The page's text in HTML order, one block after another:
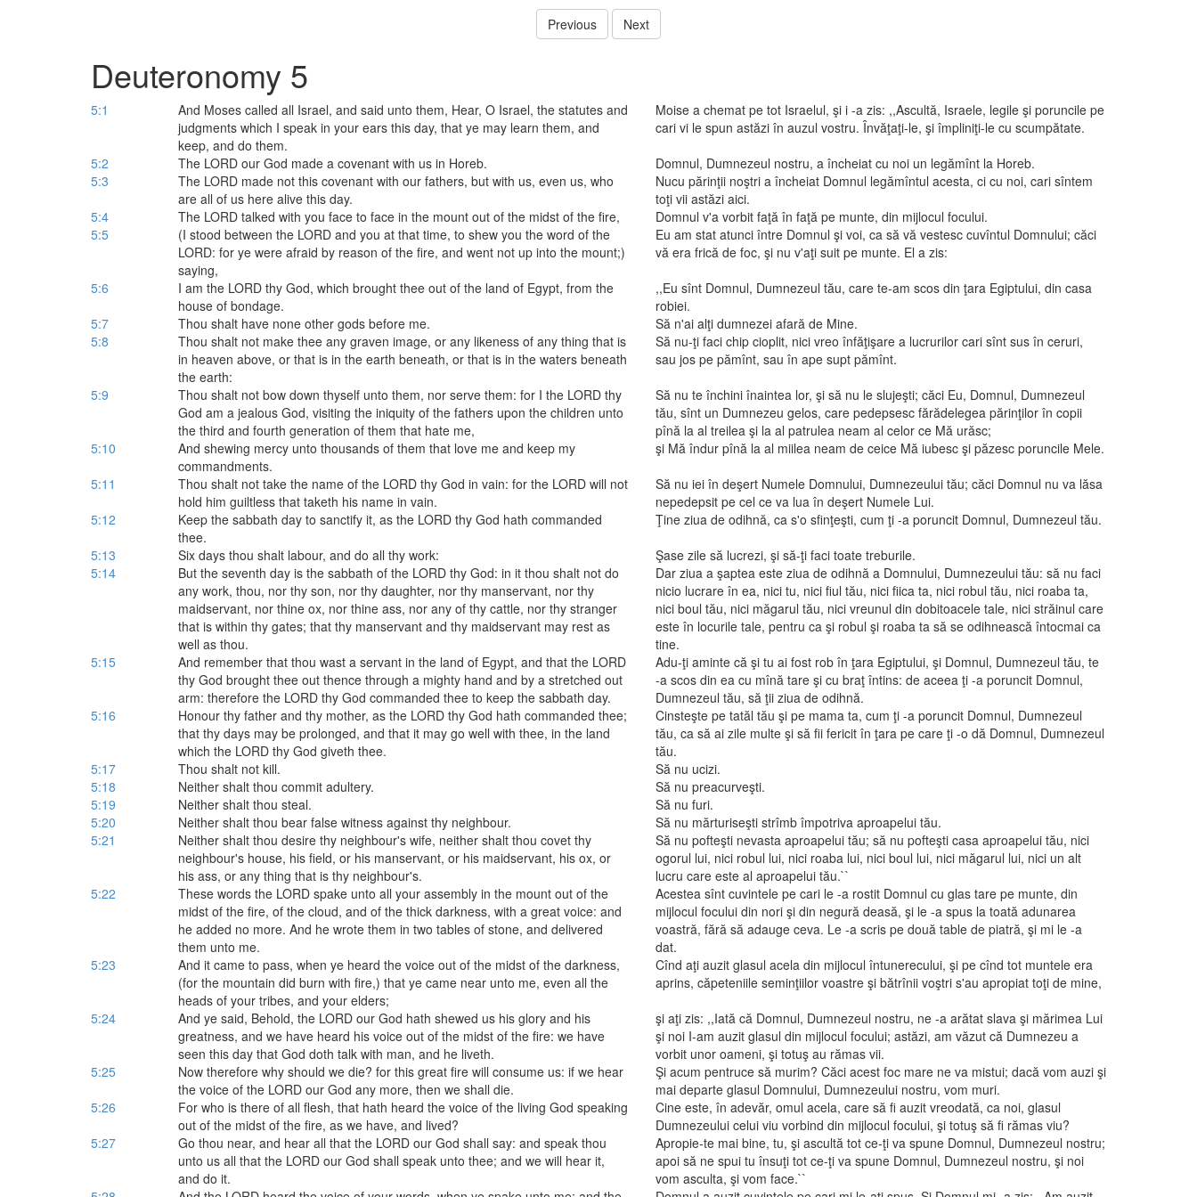
Previous Next
Deuteronomy 5
5:1
And Moses called all Israel, and said unto them, Hear, O Israel, the statutes and
judgments which I speak in your ears this day, that ye may learn them, and
keep, and do them.
Moise a chemat pe tot Israelul, şi i -a zis: ,,Ascultă, Israele, legile şi poruncile pe
cari vi le spun astăzi în auzul vostru. Învăţaţi-le, şi împliniţi-le cu scumpătate.
5:2
The LORD our God made a covenant with us in Horeb.
Domnul, Dumnezeul nostru, a încheiat cu noi un legămînt la Horeb.
5:3
The LORD made not this covenant with our fathers, but with us, even us, who
are all of us here alive this day.
Nucu părinţii noştri a încheiat Domnul legămîntul acesta, ci cu noi, cari sîntem
toţi vii astăzi aici.
5:4
The LORD talked with you face to face in the mount out of the midst of the fire,
Domnul v'a vorbit faţă în faţă pe munte, din mijlocul focului.
5:5
(I stood between the LORD and you at that time, to shew you the word of the
LORD: for ye were afraid by reason of the fire, and went not up into the mount;)
saying,
Eu am stat atunci între Domnul şi voi, ca să vă vestesc cuvîntul Domnului; căci
vă era frică de foc, şi nu v'aţi suit pe munte. El a zis:
5:6
I am the LORD thy God, which brought thee out of the land of Egypt, from the
house of bondage.
,,Eu sînt Domnul, Dumnezeul tău, care te-am scos din ţara Egiptului, din casa
robiei.
5:7
Thou shalt have none other gods before me.
Să n'ai alţi dumnezei afară de Mine.
5:8
Thou shalt not make thee any graven image, or any likeness of any thing that is
in heaven above, or that is in the earth beneath, or that is in the waters beneath
the earth:
Să nu-ţi faci chip cioplit, nici vreo înfăţişare a lucrurilor cari sînt sus în ceruri,
sau jos pe pămînt, sau în ape supt pămînt.
5:9
Thou shalt not bow down thyself unto them, nor serve them: for I the LORD thy
God am a jealous God, visiting the iniquity of the fathers upon the children unto
the third and fourth generation of them that hate me,
Să nu te închini înaintea lor, şi să nu le slujeşti; căci Eu, Domnul, Dumnezeul
tău, sînt un Dumnezeu gelos, care pedepsesc fărădelegea părinţilor în copii
pînă la al treilea şi la al patrulea neam al celor ce Mă urăsc;
5:10
And shewing mercy unto thousands of them that love me and keep my
commandments.
şi Mă îndur pînă la al miilea neam de ceice Mă iubesc şi păzesc poruncile Mele.
5:11
Thou shalt not take the name of the LORD thy God in vain: for the LORD will not
hold him guiltless that taketh his name in vain.
Să nu iei în deşert Numele Domnului, Dumnezeului tău; căci Domnul nu va lăsa
nepedepsit pe cel ce va lua în deşert Numele Lui.
5:12
Keep the sabbath day to sanctify it, as the LORD thy God hath commanded
thee.
Ţine ziua de odihnă, ca s'o sfinţeşti, cum ţi -a poruncit Domnul, Dumnezeul tău.
5:13
Six days thou shalt labour, and do all thy work:
Şase zile să lucrezi, şi să-ţi faci toate treburile.
5:14
But the seventh day is the sabbath of the LORD thy God: in it thou shalt not do
any work, thou, nor thy son, nor thy daughter, nor thy manservant, nor thy
maidservant, nor thine ox, nor thine ass, nor any of thy cattle, nor thy stranger
that is within thy gates; that thy manservant and thy maidservant may rest as
well as thou.
Dar ziua a şaptea este ziua de odihnă a Domnului, Dumnezeului tău: să nu faci
nicio lucrare în ea, nici tu, nici fiul tău, nici fiica ta, nici robul tău, nici roaba ta,
nici boul tău, nici măgarul tău, nici vreunul din dobitoacele tale, nici străinul care
este în locurile tale, pentru ca şi robul şi roaba ta să se odihnească întocmai ca
tine.
5:15
And remember that thou wast a servant in the land of Egypt, and that the LORD
thy God brought thee out thence through a mighty hand and by a stretched out
arm: therefore the LORD thy God commanded thee to keep the sabbath day.
Adu-ţi aminte că şi tu ai fost rob în ţara Egiptului, şi Domnul, Dumnezeul tău, te
-a scos din ea cu mînă tare şi cu braţ întins: de aceea ţi -a poruncit Domnul,
Dumnezeul tău, să ţii ziua de odihnă.
5:16
Honour thy father and thy mother, as the LORD thy God hath commanded thee;
that thy days may be prolonged, and that it may go well with thee, in the land
which the LORD thy God giveth thee.
Cinsteşte pe tatăl tău şi pe mama ta, cum ţi -a poruncit Domnul, Dumnezeul
tău, ca să ai zile multe şi să fii fericit în ţara pe care ţi -o dă Domnul, Dumnezeul
tău.
5:17
Thou shalt not kill.
Să nu ucizi.
5:18
Neither shalt thou commit adultery.
Să nu preacurveşti.
5:19
Neither shalt thou steal.
Să nu furi.
5:20
Neither shalt thou bear false witness against thy neighbour.
Să nu mărturiseşti strîmb împotriva aproapelui tău.
5:21
Neither shalt thou desire thy neighbour's wife, neither shalt thou covet thy
neighbour's house, his field, or his manservant, or his maidservant, his ox, or
his ass, or any thing that is thy neighbour's.
Să nu pofteşti nevasta aproapelui tău; să nu pofteşti casa aproapelui tău, nici
ogorul lui, nici robul lui, nici roaba lui, nici boul lui, nici măgarul lui, nici un alt
lucru care este al aproapelui tău.``
5:22
These words the LORD spake unto all your assembly in the mount out of the
midst of the fire, of the cloud, and of the thick darkness, with a great voice: and
he added no more. And he wrote them in two tables of stone, and delivered
them unto me.
Acestea sînt cuvintele pe cari le -a rostit Domnul cu glas tare pe munte, din
mijlocul focului din nori şi din negură deasă, şi le -a spus la toată adunarea
voastră, fără să adauge ceva. Le -a scris pe două table de piatră, şi mi le -a
dat.
5:23
And it came to pass, when ye heard the voice out of the midst of the darkness,
(for the mountain did burn with fire,) that ye came near unto me, even all the
heads of your tribes, and your elders;
Cînd aţi auzit glasul acela din mijlocul întunerecului, şi pe cînd tot muntele era
aprins, căpeteniile seminţiilor voastre şi bătrînii voştri s'au apropiat toţi de mine,
5:24
And ye said, Behold, the LORD our God hath shewed us his glory and his
greatness, and we have heard his voice out of the midst of the fire: we have
seen this day that God doth talk with man, and he liveth.
şi aţi zis: ,,Iată că Domnul, Dumnezeul nostru, ne -a arătat slava şi mărimea Lui
şi noi I-am auzit glasul din mijlocul focului; astăzi, am văzut că Dumnezeu a
vorbit unor oameni, şi totuş au rămas vii.
5:25
Now therefore why should we die? for this great fire will consume us: if we hear
the voice of the LORD our God any more, then we shall die.
Şi acum pentruce să murim? Căci acest foc mare ne va mistui; dacă vom auzi şi
mai departe glasul Domnului, Dumnezeului nostru, vom muri.
5:26
For who is there of all flesh, that hath heard the voice of the living God speaking
out of the midst of the fire, as we have, and lived?
Cine este, în adevăr, omul acela, care să fi auzit vreodată, ca noi, glasul
Dumnezeului celui viu vorbind din mijlocul focului, şi totuş să fi rămas viu?
5:27
Go thou near, and hear all that the LORD our God shall say: and speak thou
unto us all that the LORD our God shall speak unto thee; and we will hear it,
and do it.
Apropie-te mai bine, tu, şi ascultă tot ce-ţi va spune Domnul, Dumnezeul nostru;
apoi să ne spui tu însuţi tot ce-ţi va spune Domnul, Dumnezeul nostru, şi noi
vom asculta, şi vom face.``